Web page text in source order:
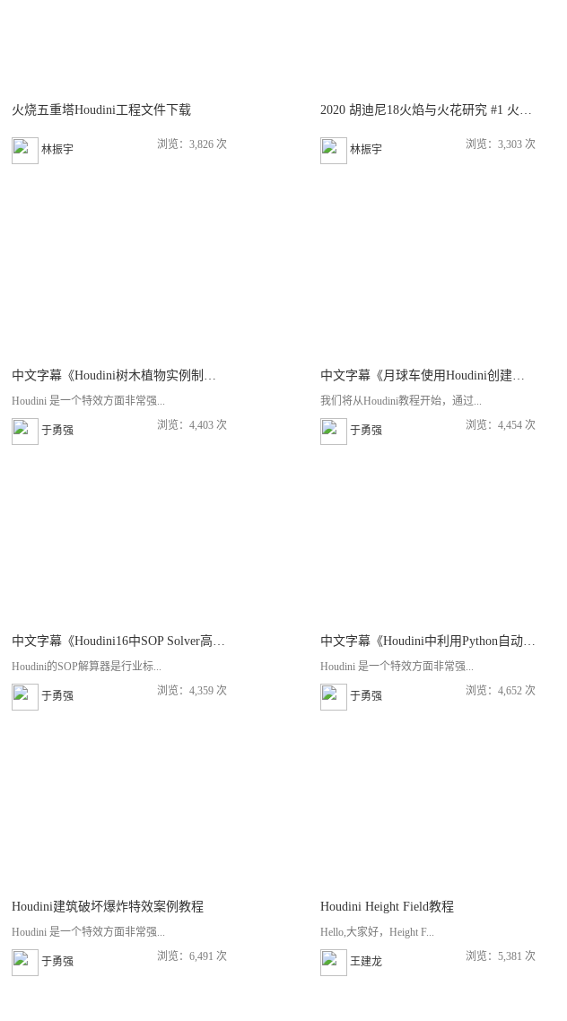
火烧五重塔Houdini工程文件下载
林振宇 浏览：3,826 次
2020 胡迪尼18火焰与火花研究 #1 火炬 [hip下载]
林振宇 浏览：3,303 次
中文字幕《Houdini树木植物实例制作视频教程》
Houdini 是一个特效方面非常强...
于勇强 浏览：4,403 次
中文字幕《月球车使用Houdini创建一个程序地形》
我们将从Houdini教程开始，通过...
于勇强 浏览：4,454 次
中文字幕《Houdini16中SOP Solver高级技术训练视频教程》
Houdini的SOP解算器是行业标...
于勇强 浏览：4,359 次
中文字幕《Houdini中利用Python自动生成大型城市实例制作视频教程》
Houdini 是一个特效方面非常强...
于勇强 浏览：4,652 次
Houdini建筑破坏爆炸特效案例教程
Houdini 是一个特效方面非常强...
于勇强 浏览：6,491 次
Houdini Height Field教程
Hello,大家好，Height F...
王建龙 浏览：5,381 次